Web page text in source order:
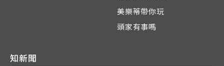
美樂蒂帶你玩
頭家有事嗎
知新聞